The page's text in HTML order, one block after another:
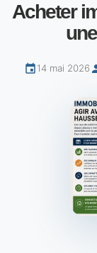
Acheter
14 mai 2026